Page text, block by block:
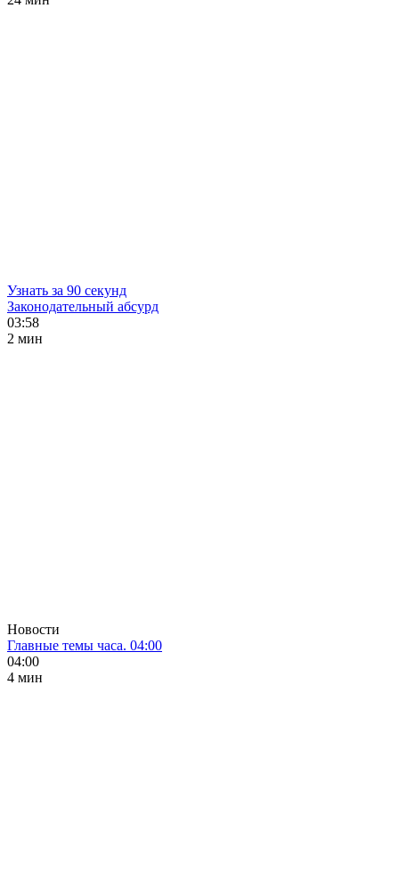
Узнать за 90 секунд
Законодательный абсурд
03:58
2 мин
Новости
Главные темы часа. 04:00
04:00
4 мин